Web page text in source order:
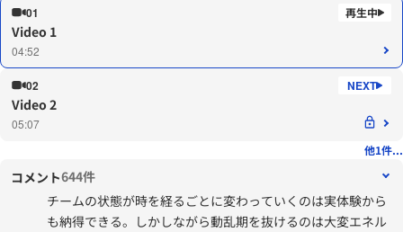
01
Video 1
04:52
02
Video 2
05:07
他1件...
コメント644件
チームの状態が時を経るごとに変わっていくのは実体験から
も納得できる。しかしながら動乱期を抜けるのは大変エネル